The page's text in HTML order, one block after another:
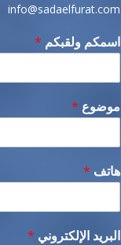
info@sadaelfurat.com
اسمكم ولقبكم *
موضوع *
هاتف *
البريد الإلكتروني *